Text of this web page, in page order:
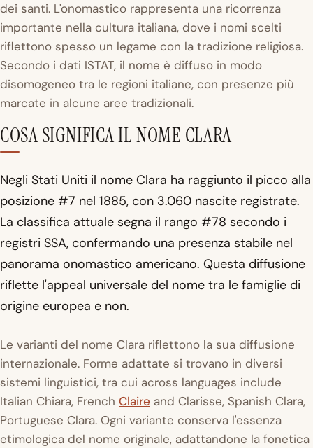
dei santi. L'onomastico rappresenta una ricorrenza
importante nella cultura italiana, dove i nomi scelti
riflettono spesso un legame con la tradizione religiosa.
Secondo i dati ISTAT, il nome è diffuso in modo
disomogeneo tra le regioni italiane, con presenze più
marcate in alcune aree tradizionali.
COSA SIGNIFICA IL NOME CLARA
Negli Stati Uniti il nome Clara ha raggiunto il picco alla
posizione #7 nel 1885, con 3.060 nascite registrate.
La classifica attuale segna il rango #78 secondo i
registri SSA, confermando una presenza stabile nel
panorama onomastico americano. Questa diffusione
riflette l'appeal universale del nome tra le famiglie di
origine europea e non.
Le varianti del nome Clara riflettono la sua diffusione
internazionale. Forme adattate si trovano in diversi
sistemi linguistici, tra cui across languages include
Italian Chiara, French Claire and Clarisse, Spanish Clara,
Portuguese Clara. Ogni variante conserva l'essenza
etimologica del nome originale, adattandone la fonetica